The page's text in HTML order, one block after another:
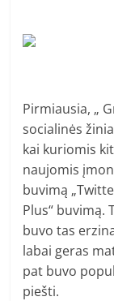
Pirmiausia, „
socialinės
kai kuriomis
naujomis
buvimą
Plus“ buvimą.
buvo tas
labai geras
pat buvo
piešti.